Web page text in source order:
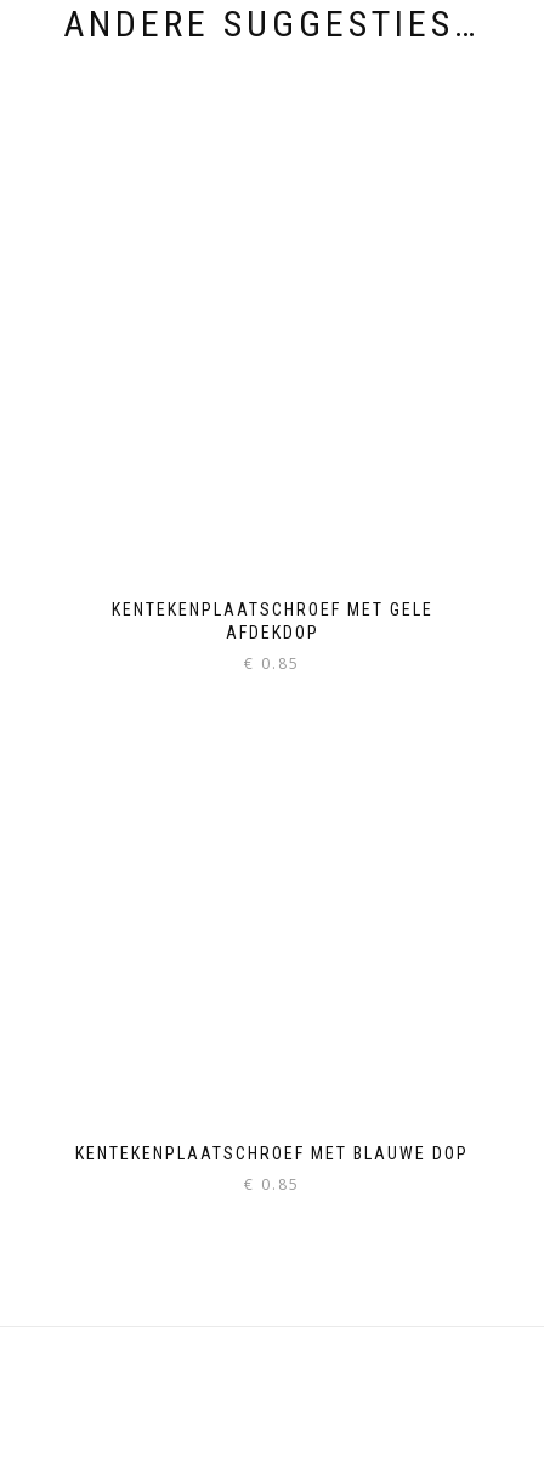
ANDERE SUGGESTIES…
KENTEKENPLAATSCHROEF MET GELE
AFDEKDOP
€ 0.85
KENTEKENPLAATSCHROEF MET BLAUWE DOP
€ 0.85